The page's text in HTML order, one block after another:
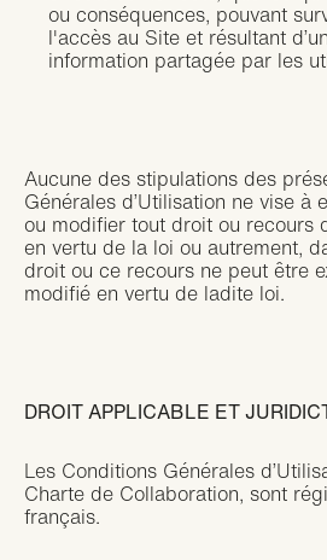
ou conséquences, pouvant
l'accès au Site et résultant
information partagée par les
Aucune des stipulations des
Générales d’Utilisation ne vise à
ou modifier tout droit ou recours
en vertu de la loi ou autrement,
droit ou ce recours ne peut être
modifié en vertu de ladite loi.
DROIT APPLICABLE ET
Les Conditions Générales
Charte de Collaboration, sont
français.